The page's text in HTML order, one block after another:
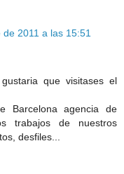
2011 a las 15:51
que visitases el
Barcelona agencia de
trabajos de nuestros
desfiles...